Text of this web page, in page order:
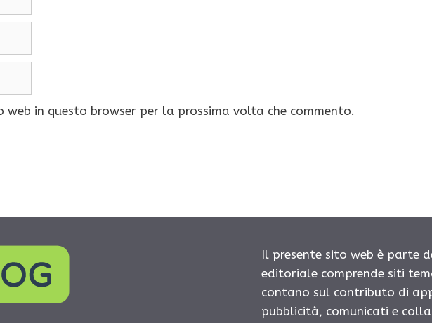
web in questo browser per la prossima volta che commento.
Il presente sito web è parte
editoriale comprende siti
contano sul contributo di
pubblicità, comunicati e